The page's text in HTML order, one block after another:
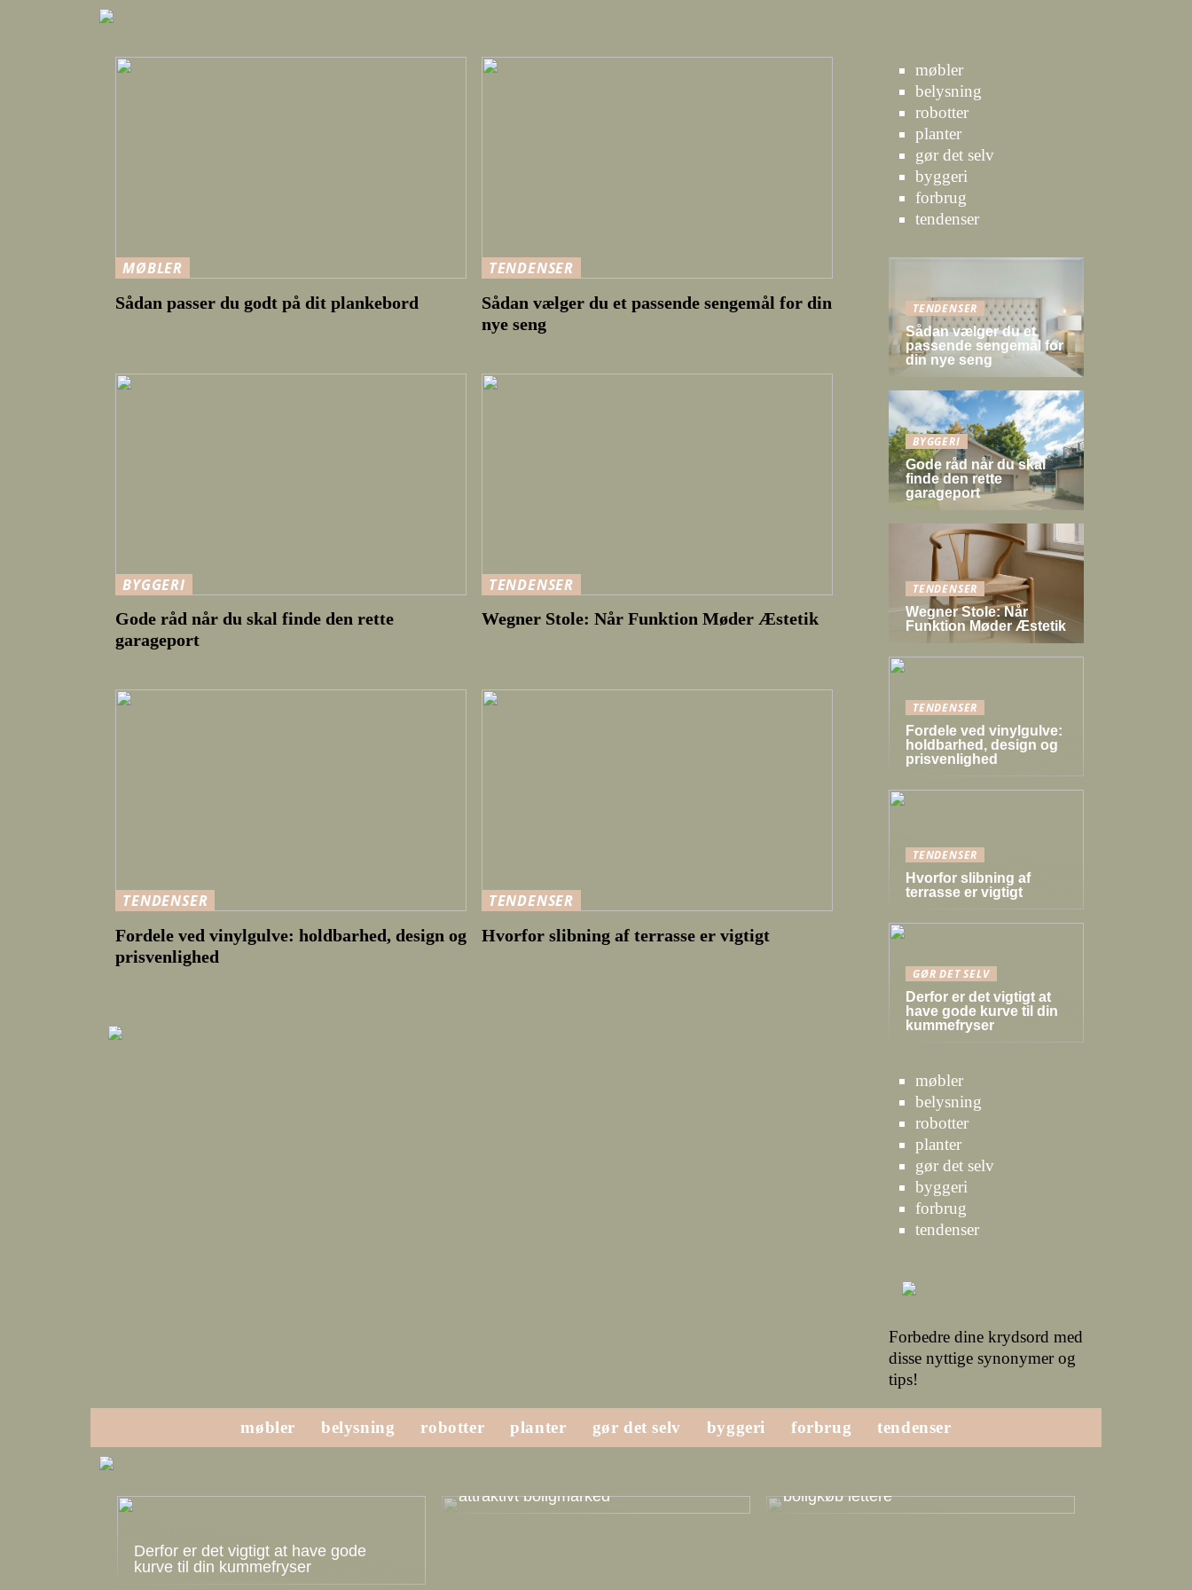
MØBLER
Sådan passer du godt på dit plankebord
TENDENSER
Sådan vælger du et passende sengemål for din
nye seng
BYGGERI
Gode råd når du skal finde den rette
garageport
TENDENSER
Wegner Stole: Når Funktion Møder Æstetik
TENDENSER
Fordele ved vinylgulve: holdbarhed, design og
prisvenlighed
TENDENSER
Hvorfor slibning af terrasse er vigtigt
møbler
belysning
robotter
planter
gør det selv
byggeri
forbrug
tendenser
TENDENSER
Sådan vælger du et
passende sengemål for
din nye seng
BYGGERI
Gode råd når du skal
finde den rette
garageport
TENDENSER
Wegner Stole: Når
Funktion Møder Æstetik
TENDENSER
Fordele ved vinylgulve:
holdbarhed, design og
prisvenlighed
TENDENSER
Hvorfor slibning af
terrasse er vigtigt
GØR DET SELV
Derfor er det vigtigt at
have gode kurve til din
kummefryser
møbler
belysning
robotter
planter
gør det selv
byggeri
forbrug
tendenser
Forbedre dine krydsord med
disse nyttige synonymer og
tips!
møbler belysning robotter planter gør det selv byggeri forbrug tendenser
Derfor er det vigtigt at have gode
kurve til din kummefryser
attraktivt boligmarked
boligkøb lettere